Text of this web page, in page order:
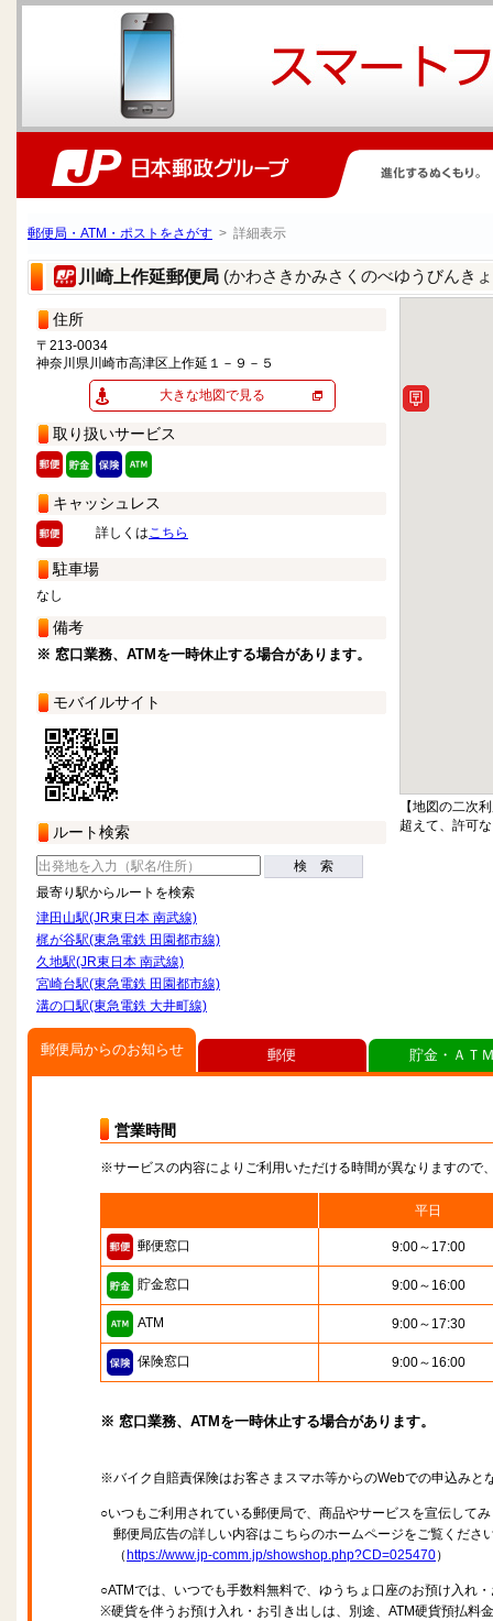
郵便局・ATM・ポストをさがす > 詳細表示
川崎上作延郵便局 (かわさきかみさくのべゆうびんき
住所
〒213-0034
神奈川県川崎市高津区上作延１－９－５
大きな地図で見る
取り扱いサービス
キャッシュレス
詳しくはこちら
駐車場
なし
備考
※ 窓口業務、ATMを一時休止する場合があります。
モバイルサイト
ルート検索
検 索
最寄り駅からルートを検索
津田山駅(JR東日本 南武線)
梶が谷駅(東急電鉄 田園都市線)
久地駅(JR東日本 南武線)
宮崎台駅(東急電鉄 田園都市線)
溝の口駅(東急電鉄 大井町線)
【地図の二次
超えて、許可
郵便局からのお知らせ
営業時間
※サービスの内容によりご利用いただける時間が異なりますので
平日
郵便窓口 9:00～17:00
貯金窓口 9:00～16:00
ATM 9:00～17:30
保険窓口 9:00～16:00
※ 窓口業務、ATMを一時休止する場合があります。
※バイク自賠責保険はお客さまスマホ等からのWebでの申込みと
○いつもご利用されている郵便局で、商品やサービスを宣伝して
郵便局広告の詳しい内容はこちらのホームページをご覧くださ
（ https://www.jp-comm.jp/showshop.php?CD=025470）
○ATMでは、いつでも手数料無料で、ゆうちょ口座のお預け入れ
※硬貨を伴うお預け入れ・お引き出しは、別途、ATM硬貨預払料
郵便 貯金・ＡＴ